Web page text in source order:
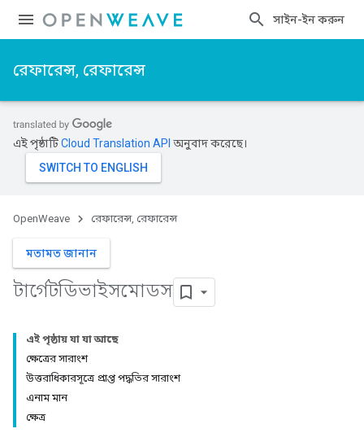
সাইন-ইন করুন
রেফারেন্স, রেফারেন্স
এই পৃষ্ঠাটিCloud Translation API অনুবাদ করেছে।
OpenWeave রেফারেন্স, রেফারেন্স
মতামত জানান
টার্গেটডিভাইসমোডস
এই পৃষ্ঠায় যা যা আছে
ক্ষেত্রের সারাংশ
উত্তরাধিকারসূত্রে প্রাপ্ত পদ্ধতির সারাংশ
এনাম মান
ক্ষেত্র